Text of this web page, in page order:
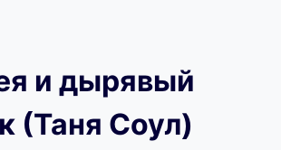
и дырявый
(Таня Соул)